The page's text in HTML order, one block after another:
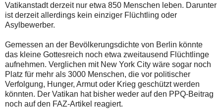
Vatikanstadt derzeit nur etwa 850 Menschen leben. Darunter
ist derzeit allerdings kein einziger Flüchtling oder
Asylbewerber.
Gemessen an der Bevölkerungsdichte von Berlin könnte
das kleine Gottesreich noch etwa zweitausend Flüchtlinge
aufnehmen. Verglichen mit New York City wäre sogar noch
Platz für mehr als 3000 Menschen, die vor politischer
Verfolgung, Hunger, Armut oder Krieg geschützt werden
könnten. Der Vatikan hat bisher weder auf den PPQ-Beitrag
noch auf den FAZ-Artikel reagiert.